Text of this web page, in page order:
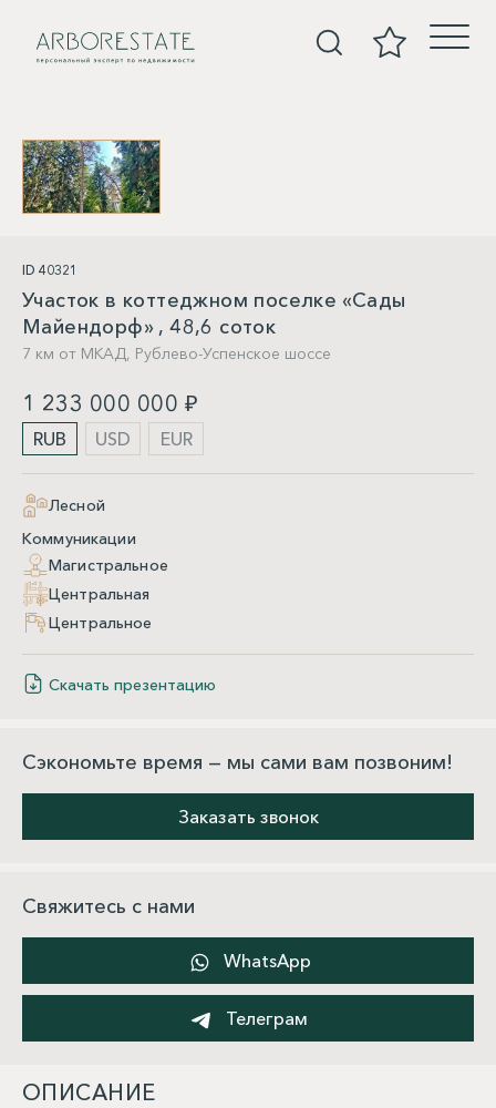
ID 40321
Участок в коттеджном поселке «Сады
Майендорф» , 48,6 соток
7 км от МКАД, Рублево-Успенское шоссе
1 233 000 000 ₽
RUB USD EUR
Лесной
Коммуникации
Магистральное
Центральная
Центральное
Скачать презентацию
Сэкономьте время — мы сами вам позвоним!
Заказать звонок
Свяжитесь с нами
WhatsApp
Телеграм
ОПИСАНИЕ